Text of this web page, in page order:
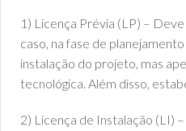
1) Licença Prévia (LP) –
caso, na fase de
instalação do projeto, mas
tecnológica. Além disso,
2) Licença de Instalação (LI)